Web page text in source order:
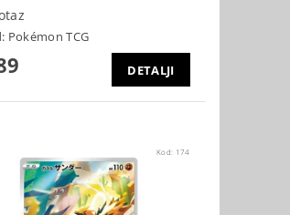
Pokémon TCG
DETALJI
Kod: 174